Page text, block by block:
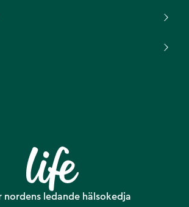
nordens ledande hälsokedja